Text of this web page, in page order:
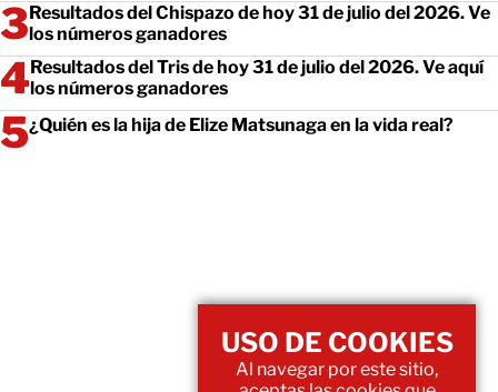
Resultados del Chispazo de hoy 31 de julio del 2026. Ve
los números ganadores
Resultados del Tris de hoy 31 de julio del 2026. Ve aquí
los números ganadores
¿Quién es la hija de Elize Matsunaga en la vida real?
USO DE COOKIES
Al navegar por este sitio,